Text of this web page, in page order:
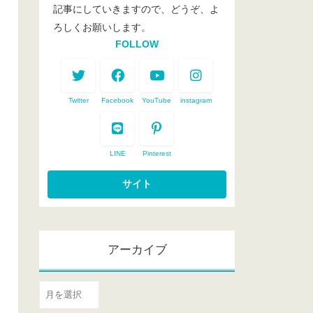
記事にしていきますので、どうぞ、よ
ろしくお願いします。
FOLLOW
Twitter Facebook YouTube instagram
LINE Pinterest
アーカイブ
ア
ー